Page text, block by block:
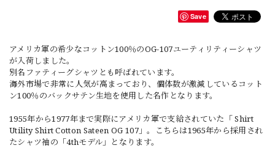
Save
アメリカ軍の希少なコットン100％のOG-107ユーティリティーシャツ
が入荷しました。
別名ファティーグシャツとも呼ばれています。
海外市場で非常に人気が高まっており、個体数が激減しているコット
ン100％のバックサテン生地を使用した名作となります。
1955年から1977年まで実際にアメリカ軍で支給されていた「 Shirt
Utility Shirt Cotton Sateen OG 107」。こちらは1965年から採用され
たシャツ袖の「4thモデル」となります。